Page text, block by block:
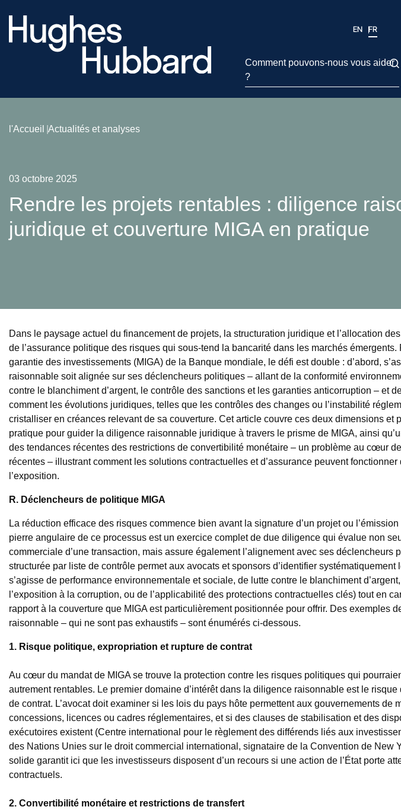
EN FR
Comment pouvons-nous vous aider
?
l'Accueil Actualités et analyses
03 octobre 2025
Rendre les projets rentables : diligence
juridique et couverture MIGA en pratique
Dans le paysage actuel du financement de projets, la structuration juridique et l’allocation
de l’assurance politique des risques qui sous-tend la bancarité dans les marchés émergents.
garantie des investissements (MIGA) de la Banque mondiale, le défi est double : d’abord,
raisonnable soit alignée sur ses déclencheurs politiques – allant de la conformité
contre le blanchiment d’argent, le contrôle des sanctions et les garanties anticorruption – et
comment les évolutions juridiques, telles que les contrôles des changes ou l’instabilité
cristalliser en créances relevant de sa couverture. Cet article couvre ces deux dimensions et
pratique pour guider la diligence raisonnable juridique à travers le prisme de MIGA, ainsi
des tendances récentes des restrictions de convertibilité monétaire – un problème au cœur
récentes – illustrant comment les solutions contractuelles et d’assurance peuvent
l’exposition.
R. Déclencheurs de politique MIGA
La réduction efficace des risques commence bien avant la signature d’un projet ou
pierre angulaire de ce processus est un exercice complet de due diligence qui évalue non
commerciale d’une transaction, mais assure également l’alignement avec ses déclencheurs
structurée par liste de contrôle permet aux avocats et sponsors d’identifier systématiquement
s’agisse de performance environnementale et sociale, de lutte contre le blanchiment
l’exposition à la corruption, ou de l’applicabilité des protections contractuelles clés) tout en
rapport à la couverture que MIGA est particulièrement positionnée pour offrir. Des exemples
raisonnable – qui ne sont pas exhaustifs – sont énumérés ci-dessous.
1. Risque politique, expropriation et rupture de contrat
Au cœur du mandat de MIGA se trouve la protection contre les risques politiques qui
autrement rentables. Le premier domaine d’intérêt dans la diligence raisonnable est le risque
de contrat. L’avocat doit examiner si les lois du pays hôte permettent aux gouvernements de
concessions, licences ou cadres réglementaires, et si des clauses de stabilisation et des
exécutoires existent (Centre international pour le règlement des différends liés aux
des Nations Unies sur le droit commercial international, signataire de la Convention de New
solide garantit ici que les investisseurs disposent d’un recours si une action de l’État porte
contractuels.
2. Convertibilité monétaire et restrictions de transfert